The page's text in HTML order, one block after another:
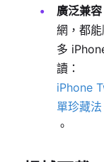
廣泛兼容
網，都
多
讀：
iPhone
單珍藏法
。